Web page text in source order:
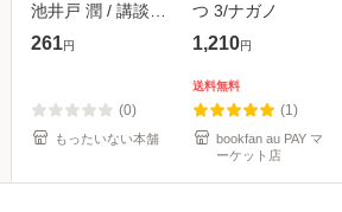
池井戸 潤 / 講談社
[文庫]【メール便送
261円
(0)
もったいない本舗
つ 3/ナガノ
1,210円
送料無料
(1)
bookfan au PAY マ
ーケット店